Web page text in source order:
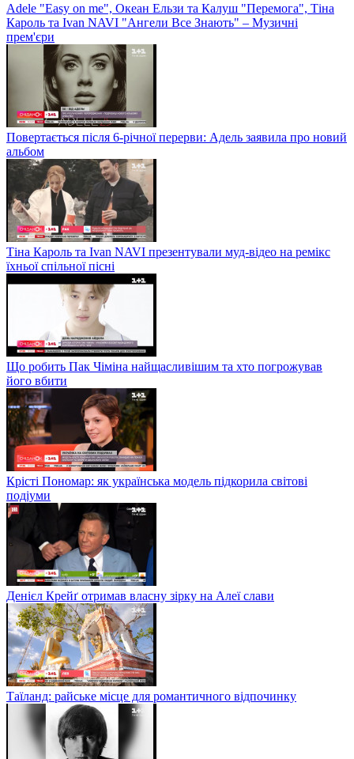
Adele "Easy on me", Океан Ельзи та Калуш "Перемога", Тіна
Кароль та Ivan NAVI "Ангели Все Знають" – Музичні
прем'єри
Повертається після 6-річної перерви: Адель заявила про новий
альбом
Тіна Кароль та Ivan NAVI презентували муд-відео на ремікс
їхньої спільної пісні
Що робить Пак Чіміна найщасливішим та хто погрожував
його вбити
Крісті Пономар: як українська модель підкорила світові
подіуми
Денієл Крейґ отримав власну зірку на Алеї слави
Таїланд: райське місце для романтичного відпочинку